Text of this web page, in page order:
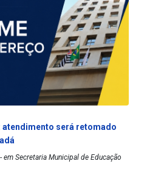
atendimento será retomado
Secretaria Municipal de Educação